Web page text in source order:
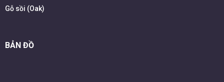
Gỗ sồi (Oak)
BẢN ĐỒ